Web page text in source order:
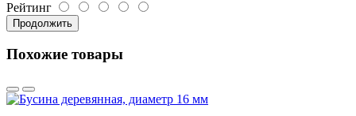
Рейтинг
Продолжить
Похожие товары